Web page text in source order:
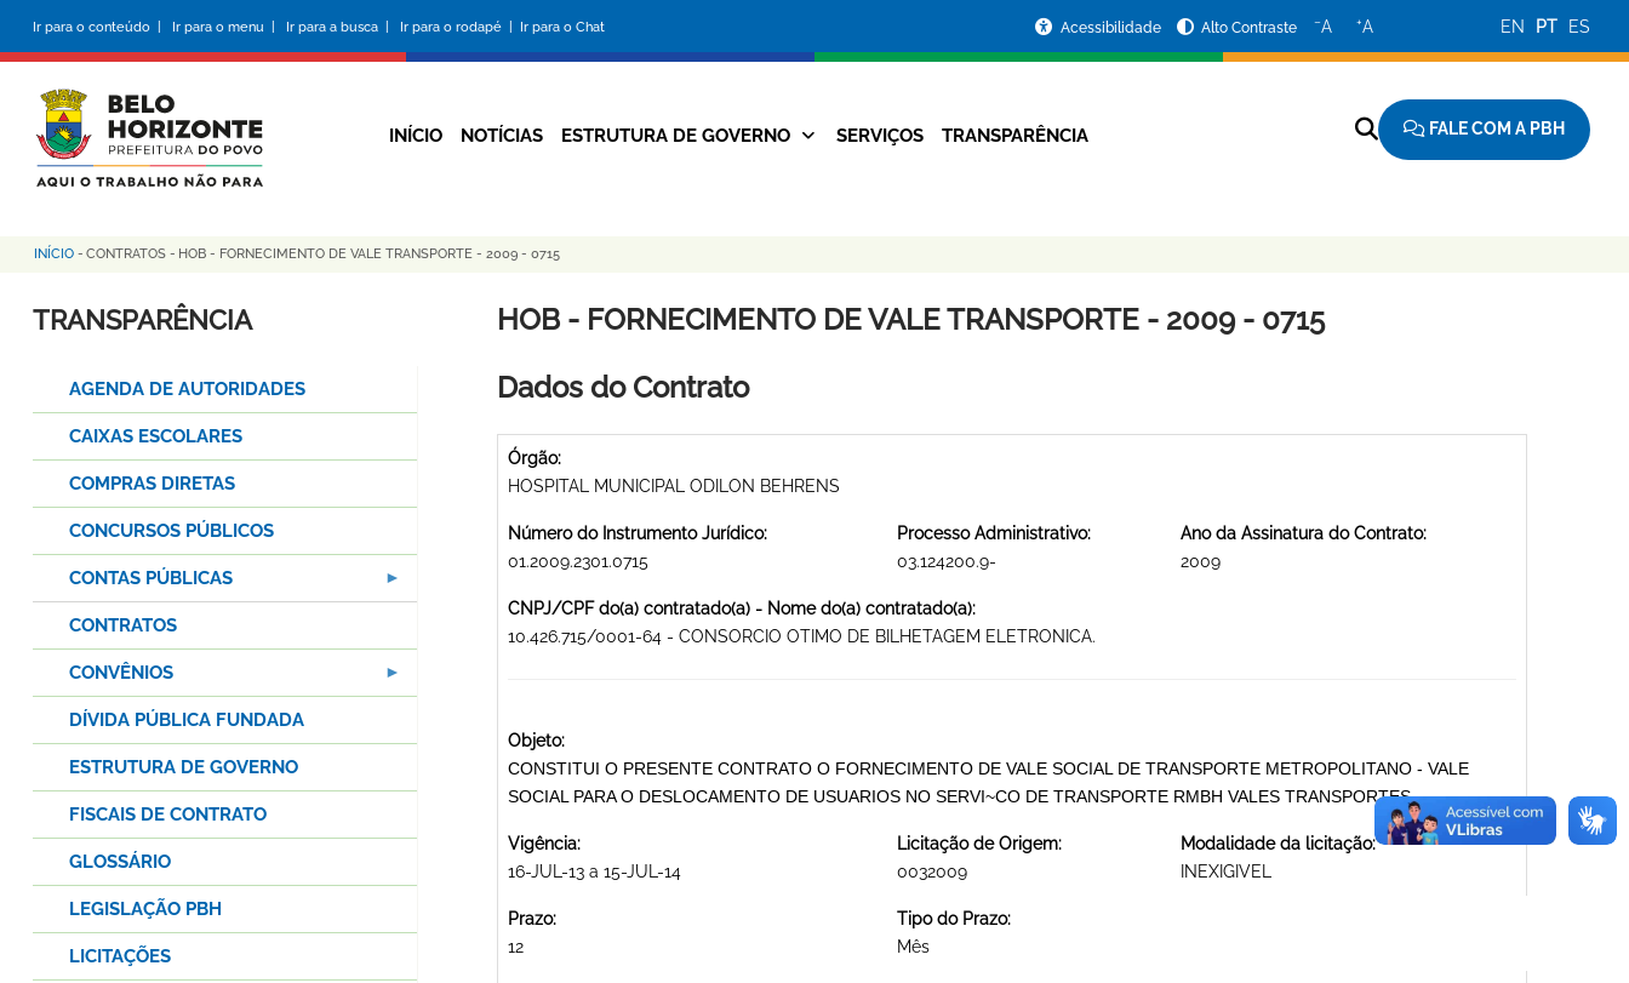
conteúdo
principal
Ir para o conteúdo | Ir para o menu | Ir para a busca | Ir para o rodapé | Ir para o Chat
da
Prefeitura
Acessibilidade Alto Contraste −A +A EN PT ES
Navegação
INÍCIO NOTÍCIAS ESTRUTURA DE GOVERNO SERVIÇOS TRANSPARÊNCIA FALE COM A PBH
Trilha
de
INÍCIO - CONTRATOS - HOB - FORNECIMENTO DE VALE TRANSPORTE - 2009 - 0715
HOB - FORNECIMENTO DE VALE TRANSPORTE - 2009 - 0715
Dados do Contrato
Órgão:
HOSPITAL MUNICIPAL ODILON BEHRENS
Número do Instrumento Jurídico:
01.2009.2301.0715
Processo Administrativo:
03.124200.9-
Ano da Assinatura do Contrato:
2009
CNPJ/CPF do(a) contratado(a) - Nome do(a) contratado(a):
10.426.715/0001-64 - CONSORCIO OTIMO DE BILHETAGEM ELETRONICA.
Objeto:
CONSTITUI O PRESENTE CONTRATO O FORNECIMENTO DE VALE SOCIAL DE TRANSPORTE METROPOLITANO - VALE
SOCIAL PARA O DESLOCAMENTO DE USUARIOS NO SERVI~CO DE TRANSPORTE RMBH VALES TRANSPORTES
Vigência:
16-JUL-13 a 15-JUL-14
Licitação de Origem:
0032009
Modalidade da licitação:
INEXIGIVEL
Prazo:
12
Tipo do Prazo:
Mês
TRANSPARÊNCIA
AGENDA DE AUTORIDADES
CAIXAS ESCOLARES
COMPRAS DIRETAS
CONCURSOS PÚBLICOS
CONTAS PÚBLICAS
CONTRATOS
CONVÊNIOS
DÍVIDA PÚBLICA FUNDADA
ESTRUTURA DE GOVERNO
FISCAIS DE CONTRATO
GLOSSÁRIO
LEGISLAÇÃO PBH
LICITAÇÕES